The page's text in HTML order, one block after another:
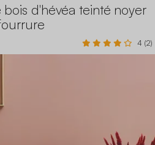
bois d'hévéa teinté noyer
4 (2)